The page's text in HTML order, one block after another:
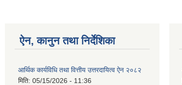
ऐन, कानुन तथा निर्देशिका
आर्थिक कार्यविधि तथा वित्तीय उत्तरदायित्व ऐन २०८२
मिति: 05/15/2026 - 11:36